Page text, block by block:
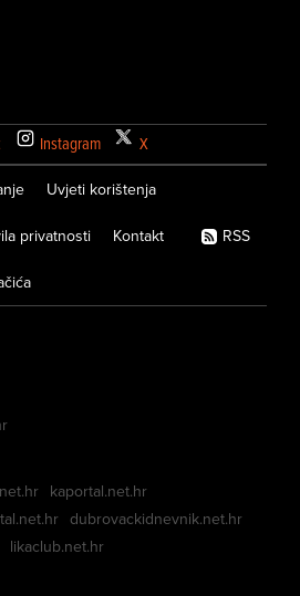
Instagram X
Uvjeti korištenja
privatnosti Kontakt RSS
kaportal.net.hr
dubrovackidnevnik.net.hr
likaclub.net.hr